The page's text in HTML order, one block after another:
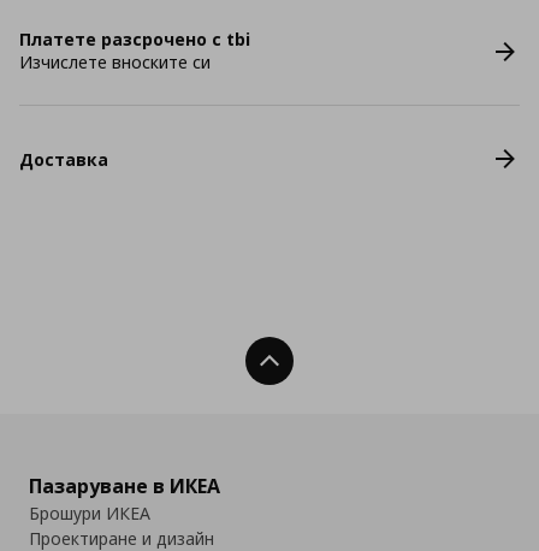
Платете разсрочено с tbi
Изчислете вноските си
Доставка
Нагоре
Пазаруване в ИКЕА
Брошури ИКЕА
Проектиране и дизайн